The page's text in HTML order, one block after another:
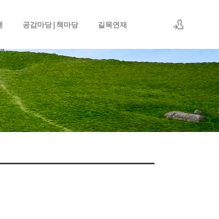
회원가입
공감마당|책마당 길목연재